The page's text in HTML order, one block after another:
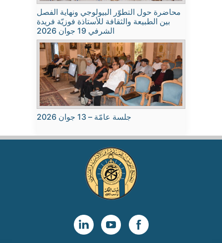
محاضرة حول التطوّر البيولوجي ونهاية الفصل
بين الطبيعة والثقافة للأستاذة فوزيّة فريدة
الشرفي 19 جوان 2026
جلسة عامّة – 13 جوان 2026